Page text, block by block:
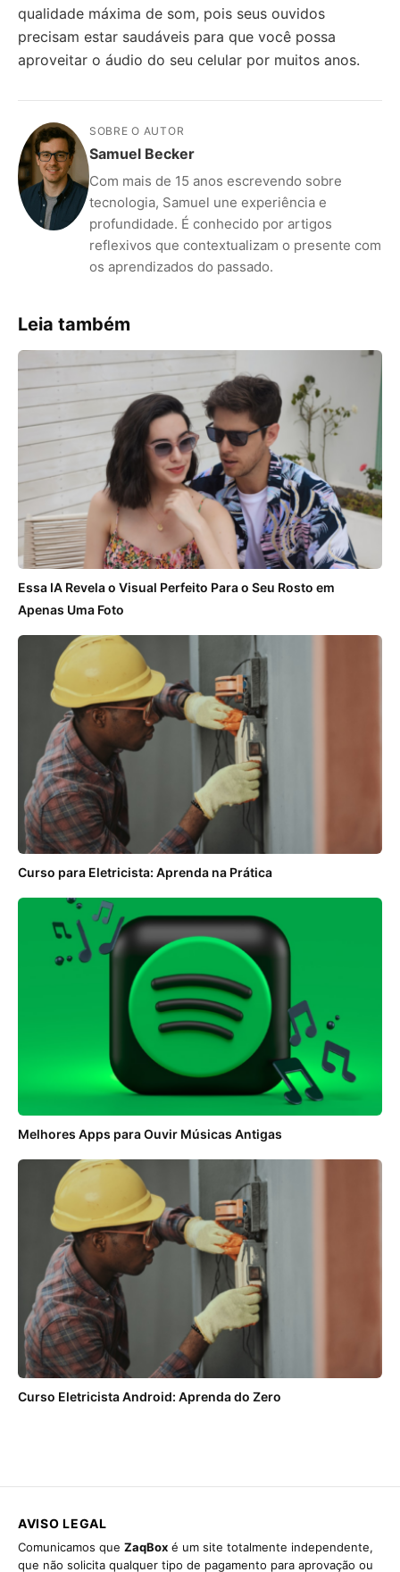
qualidade máxima de som, pois seus ouvidos
precisam estar saudáveis para que você possa
aproveitar o áudio do seu celular por muitos anos.
SOBRE O AUTOR
Samuel Becker
Com mais de 15 anos escrevendo sobre
tecnologia, Samuel une experiência e
profundidade. É conhecido por artigos
reflexivos que contextualizam o presente com
os aprendizados do passado.
Leia também
Essa IA Revela o Visual Perfeito Para o Seu Rosto em
Apenas Uma Foto
Curso para Eletricista: Aprenda na Prática
Melhores Apps para Ouvir Músicas Antigas
Curso Eletricista Android: Aprenda do Zero
AVISO LEGAL
Comunicamos que ZaqBox é um site totalmente independente,
que não solicita qualquer tipo de pagamento para aprovação ou